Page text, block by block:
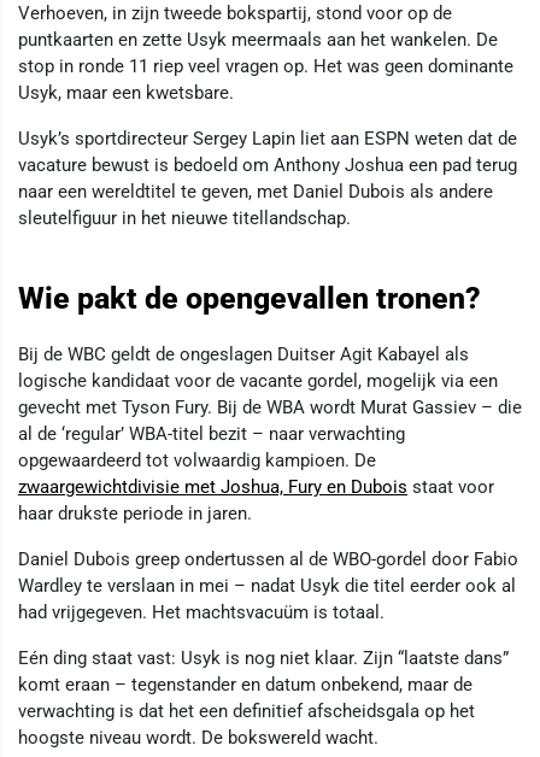
Verhoeven, in zijn tweede bokspartij, stond voor op de
puntkaarten en zette Usyk meermaals aan het wankelen. De
stop in ronde 11 riep veel vragen op. Het was geen dominante
Usyk, maar een kwetsbare.
Usyk’s sportdirecteur Sergey Lapin liet aan ESPN weten dat de
vacature bewust is bedoeld om Anthony Joshua een pad terug
naar een wereldtitel te geven, met Daniel Dubois als andere
sleutelfiguur in het nieuwe titellandschap.
Wie pakt de opengevallen tronen?
Bij de WBC geldt de ongeslagen Duitser Agit Kabayel als
logische kandidaat voor de vacante gordel, mogelijk via een
gevecht met Tyson Fury. Bij de WBA wordt Murat Gassiev – die
al de ‘regular’ WBA-titel bezit – naar verwachting
opgewaardeerd tot volwaardig kampioen. De
zwaargewichtdivisie met Joshua, Fury en Dubois staat voor
haar drukste periode in jaren.
Daniel Dubois greep ondertussen al de WBO-gordel door Fabio
Wardley te verslaan in mei – nadat Usyk die titel eerder ook al
had vrijgegeven. Het machtsvacuüm is totaal.
Eén ding staat vast: Usyk is nog niet klaar. Zijn “laatste dans”
komt eraan – tegenstander en datum onbekend, maar de
verwachting is dat het een definitief afscheidsgala op het
hoogste niveau wordt. De bokswereld wacht.